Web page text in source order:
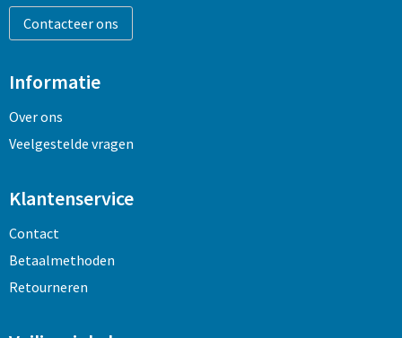
Contacteer ons
Informatie
Over ons
Veelgestelde vragen
Klantenservice
Contact
Betaalmethoden
Retourneren